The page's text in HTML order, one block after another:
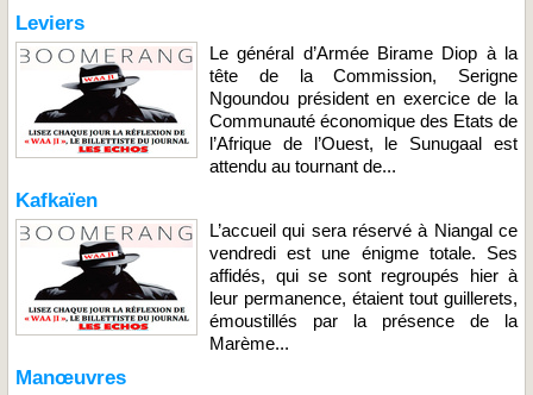
Leviers
Le général d’Armée Birame Diop à la
tête de la Commission, Serigne
Ngoundou président en exercice de la
Communauté économique des Etats de
l’Afrique de l’Ouest, le Sunugaal est
attendu au tournant de...
Kafkaïen
L’accueil qui sera réservé à Niangal ce
vendredi est une énigme totale. Ses
affidés, qui se sont regroupés hier à
leur permanence, étaient tout guillerets,
émoustillés par la présence de la
Marème...
Manœuvres